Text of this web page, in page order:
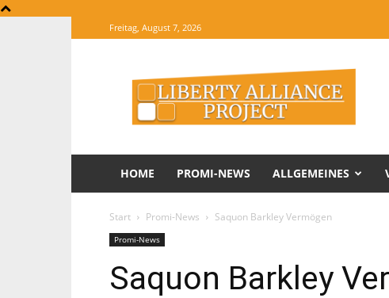
Freitag, August 7, 2026
Website
of
Informations
HOME PROMI-NEWS ALLGEMEINES
Start Promi-News Saquon Barkley Vermögen
Promi-News
Saquon Barkley